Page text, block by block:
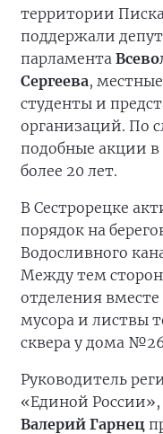
территории
поддержали
парламента
Сергеева,
студенты и
организаций. По
подобные акции в
более 20 лет.
В Сестрорецке
порядок на
Водосливного
Между тем
отделения
мусора и листвы
сквера у дома
Руководитель
«Единой России»,
Валерий Гарнец